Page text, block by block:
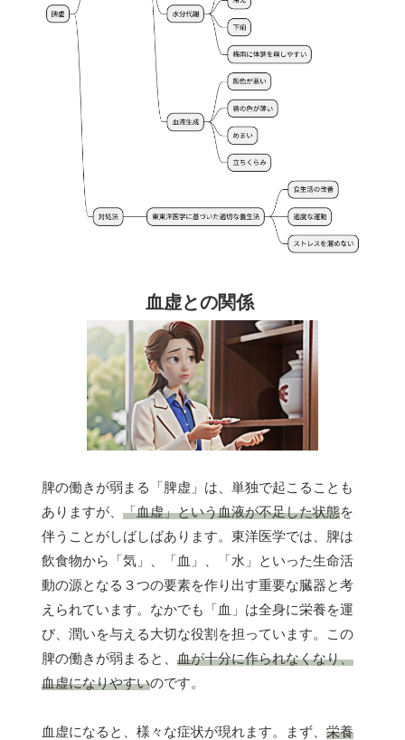
血虚との関係
脾の働きが弱まる「脾虚」は、単独で起こることも
ありますが、 「血虚」という血液が不足した状態を
伴うことがしばしばあります。東洋医学では、脾は
飲食物から「気」、「血」、「水」といった生命活
動の源となる３つの要素を作り出す重要な臓器と考
えられています。なかでも「血」は全身に栄養を運
び、潤いを与える大切な役割を担っています。この
脾の働きが弱まると、 血が十分に作られなくなり、
血虚になりやすいのです。
血虚になると、様々な症状が現れます。まず、 栄養